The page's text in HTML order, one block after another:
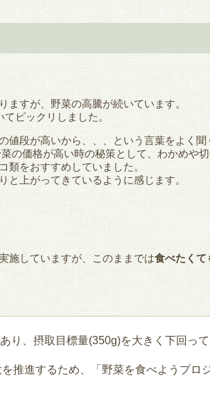
すが、野菜の高騰が続いています。
ビックリしました。
値段が高いから、、、という言葉をよく聞
菜の価格が高い時の秘策として、わかめや
類をおすすめしていました。
と上がってきているように感じます。
施していますが、このままでは食べたくて
り、摂取目標量(350g)を大きく下回っ
推進するため、「野菜を食べようプロ